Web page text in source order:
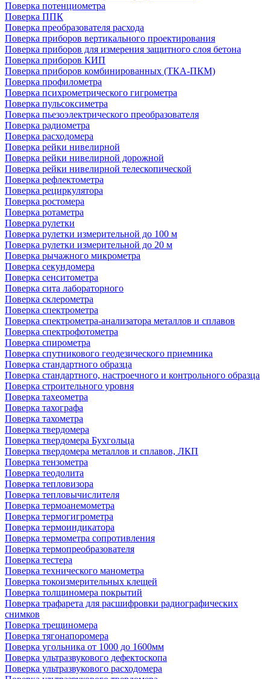
Поверка потенциометра
Поверка ППК
Поверка преобразователя расхода
Поверка приборов вертикального проектирования
Поверка приборов для измерения защитного слоя бетона
Поверка приборов КИП
Поверка приборов комбинированных (ТКА-ПКМ)
Поверка профилометра
Поверка психрометрического гигрометра
Поверка пульсоксиметра
Поверка пьезоэлектрического преобразователя
Поверка радиометра
Поверка расходомера
Поверка рейки нивелирной
Поверка рейки нивелирной дорожной
Поверка рейки нивелирной телескопической
Поверка рефлектометра
Поверка рециркулятора
Поверка ростомера
Поверка ротаметра
Поверка рулетки
Поверка рулетки измерительной до 100 м
Поверка рулетки измерительной до 20 м
Поверка рычажного микрометра
Поверка секундомера
Поверка сенситометра
Поверка сита лабораторного
Поверка склерометра
Поверка спектрометра
Поверка спектрометра-анализатора металлов и сплавов
Поверка спектрофотометра
Поверка спирометра
Поверка спутникового геодезического приемника
Поверка стандартного образца
Поверка стандартного, настроечного и контрольного образца
Поверка строительного уровня
Поверка тахеометра
Поверка тахографа
Поверка тахометра
Поверка твердомера
Поверка твердомера Бухгольца
Поверка твердомера металлов и сплавов, ЛКП
Поверка тензометра
Поверка теодолита
Поверка тепловизора
Поверка тепловычислителя
Поверка термоанемометра
Поверка термогигрометра
Поверка термоиндикатора
Поверка термометра сопротивления
Поверка термопреобразователя
Поверка тестера
Поверка технического манометра
Поверка токоизмерительных клещей
Поверка толщиномера покрытий
Поверка трафарета для расшифровки радиографических
снимков
Поверка трещиномера
Поверка тягонапоромера
Поверка угольника от 1000 до 1600мм
Поверка ультразвукового дефектоскопа
Поверка ультразвукового расходомера